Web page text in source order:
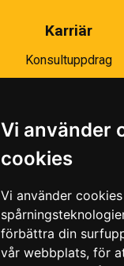
Vi använder
cookies
Vi använder
förbättra din
vår webbplats, för
Karriär
Konsultuppdrag
Ramavtal